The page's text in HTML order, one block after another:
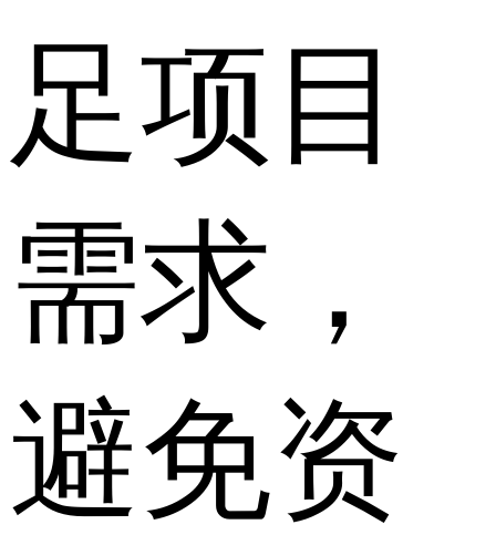
足项目
需求，
避免资